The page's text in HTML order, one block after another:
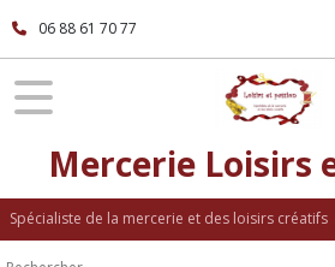
06 88 61 70 77
Mercerie Loisirs
Spécialiste de la mercerie et des loisirs créatifs